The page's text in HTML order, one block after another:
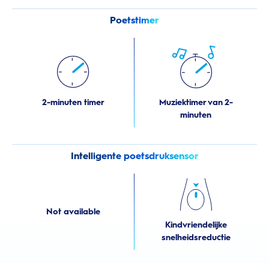
Poetstimer
2-minuten timer
Muziektimer van 2-
minuten
Intelligente poetsdruksensor
Not available
Kindvriendelijke
snelheidsreductie